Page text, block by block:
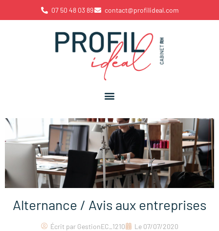
07 50 48 03 89 contact@profilideal.com
Alternance / Avis aux entreprises
Écrit parGestionEC_1210 Le 07/07/2020